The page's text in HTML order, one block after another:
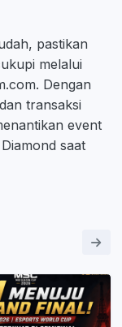
pastikan
melalui
Dengan
transaksi
event
saat